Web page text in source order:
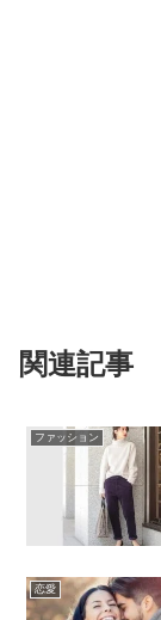
関連記事
ファッション
恋愛